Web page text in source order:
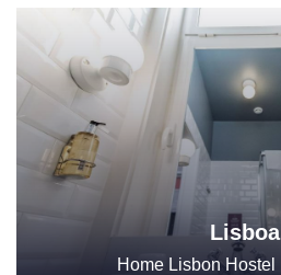
Lisboa
Home Lisbon Hostel